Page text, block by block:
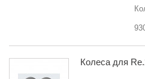
Колеса для